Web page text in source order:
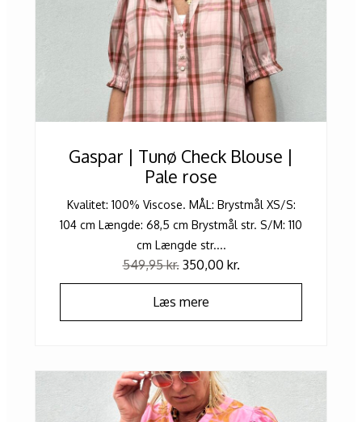
Gaspar | Tunø Check Blouse |
Pale rose
Kvalitet: 100% Viscose. MÅL: Brystmål XS/S:
104 cm Længde: 68,5 cm Brystmål str. S/M: 110
cm Længde str....
549,95kr. 350,00 kr.
Læs mere